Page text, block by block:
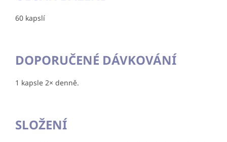
60 kapslí
DOPORUČENÉ DÁVKOVÁNÍ
1 kapsle 2× denně.
SLOŽENÍ